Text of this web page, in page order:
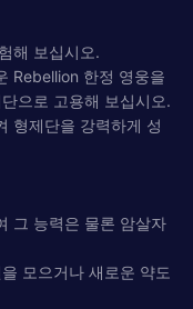
해 보십시오.
Rebellion 한정 영웅을
으로 고용해 보십시오.
형제단을 강력하게 성
그 능력은 물론 암살자
모으거나 새로운 약도